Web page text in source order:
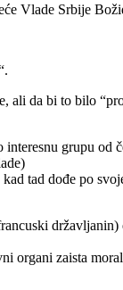
Vlade Srbije
ali da bi to bilo
interesnu grupu od
tad dođe po
organi zaista